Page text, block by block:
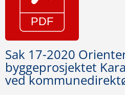
Sak 17-2020
byggeprosjektet
ved